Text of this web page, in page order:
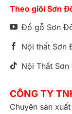
Theo giõi Sơn
Đồ gỗ Sơn
Nội thất Sơn
Nội Thất
CÔNG TY
Chuyên sản